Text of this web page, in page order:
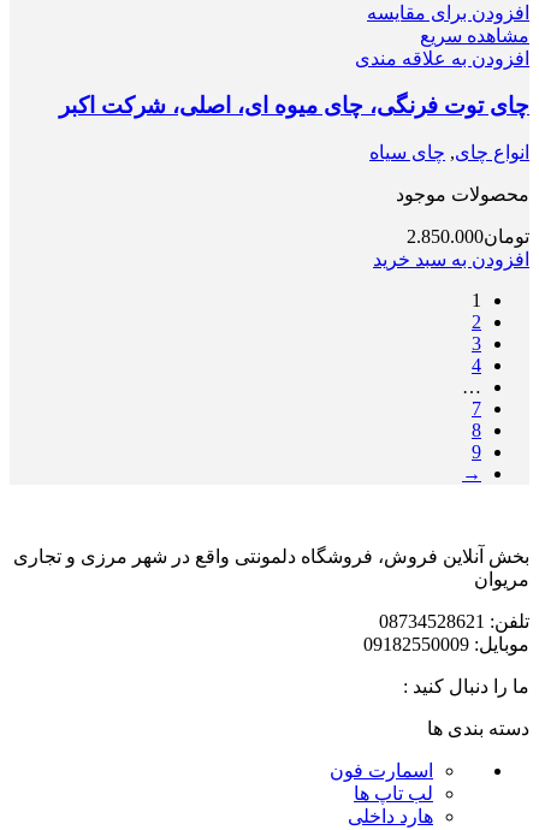
افزودن برای مقایسه
مشاهده سریع
افزودن به علاقه مندی
چای توت فرنگی، چای میوه ای، اصلی، شرکت اکبر
انواع چای, چای سیاه
محصولات موجود
تومان2.850.000
افزودن به سبد خرید
1
2
3
4
…
7
8
9
→
بخش آنلاین فروش، فروشگاه دلمونتی واقع در شهر مرزی و تجاری
مریوان
تلفن: 08734528621
موبایل: 09182550009
ما را دنبال کنید :
دسته بندی ها
اسمارت فون
لب تاپ ها
هارد داخلی